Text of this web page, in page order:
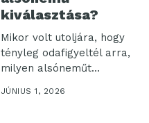
kiválasztása?
Mikor volt utoljára, hogy
tényleg odafigyeltél arra,
milyen alsóneműt
választasz? Az
alsónemű...
JÚNIUS 1, 2026